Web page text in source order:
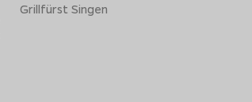
Grillfürst Singen